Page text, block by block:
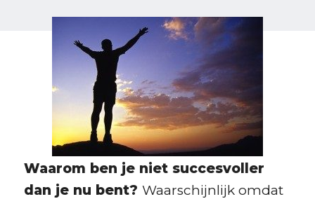
Waarom ben je niet succesvoller
dan je nu bent? Waarschijnlijk omdat